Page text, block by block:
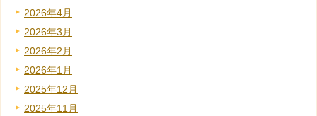
2026年4月
2026年3月
2026年2月
2026年1月
2025年12月
2025年11月